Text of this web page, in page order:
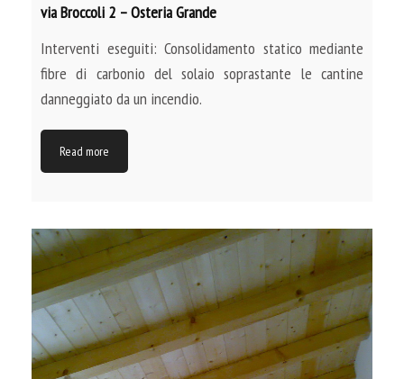
via Broccoli 2 – Osteria Grande
Interventi eseguiti: Consolidamento statico mediante
fibre di carbonio del solaio soprastante le cantine
danneggiato da un incendio.
Read more